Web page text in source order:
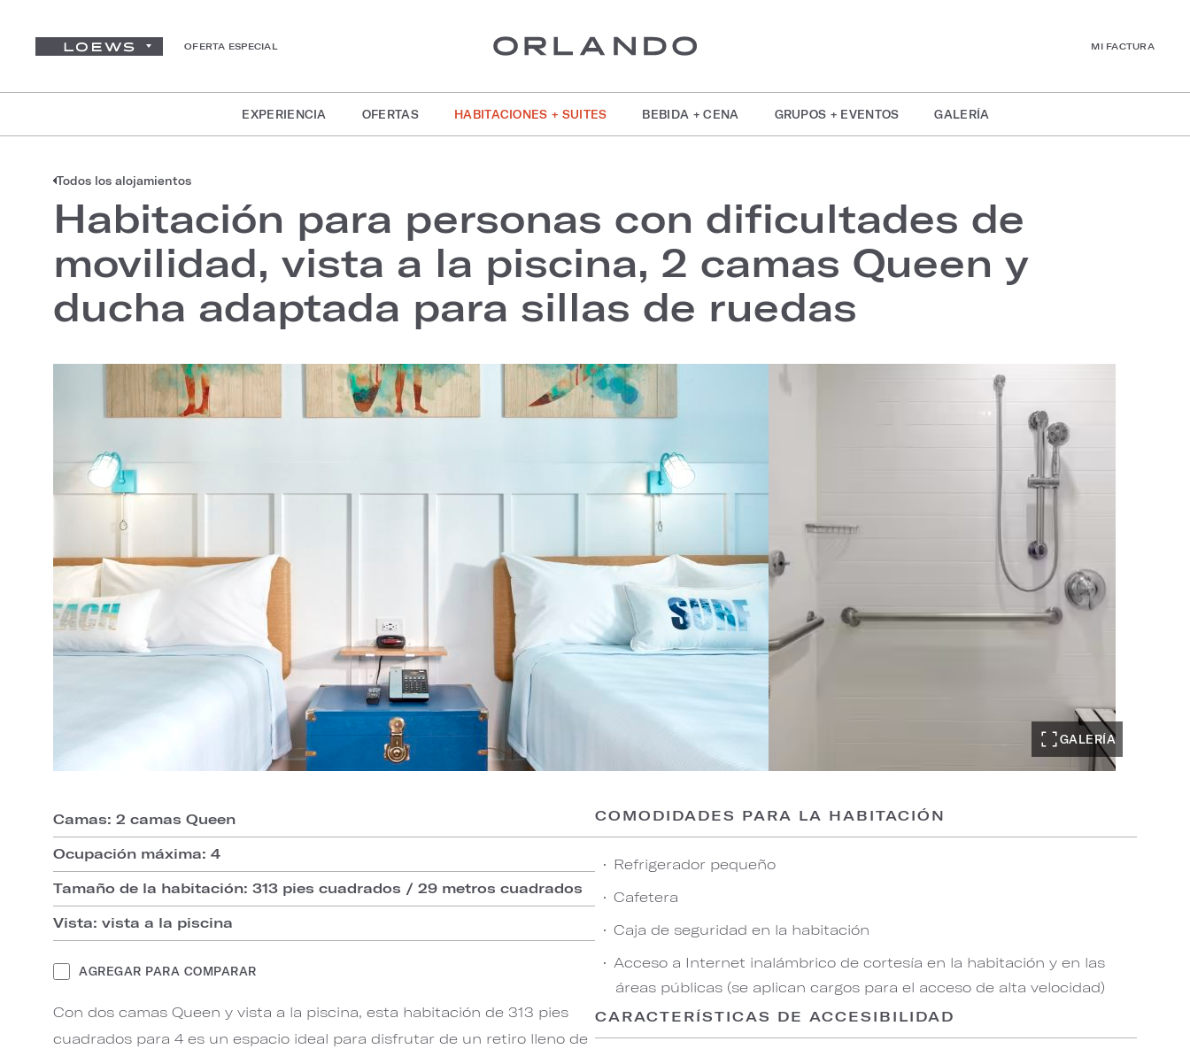
OFERTA ESPECIAL MI FACTURA
EXPERIENCIA OFERTAS HABITACIONES + SUITES BEBIDA + CENA GRUPOS + EVENTOS GALERÍA
Todos los alojamientos
Habitación para personas con dificultades de
movilidad, vista a la piscina, 2 camas Queen y
ducha adaptada para sillas de ruedas
GALERÍA
Camas: 2 camas Queen
Ocupación máxima: 4
Tamaño de la habitación: 313 pies cuadrados / 29 metros cuadrados
Vista: vista a la piscina
AGREGAR PARA COMPARAR
Con dos camas Queen y vista a la piscina, esta habitación de 313 pies
cuadrados para 4 es un espacio ideal para disfrutar de un retiro lleno de
COMODIDADES PARA LA HABITACIÓN
Refrigerador pequeño
Cafetera
Caja de seguridad en la habitación
Acceso a Internet inalámbrico de cortesía en la habitación y en las
áreas públicas (se aplican cargos para el acceso de alta velocidad)
CARACTERÍSTICAS DE ACCESIBILIDAD